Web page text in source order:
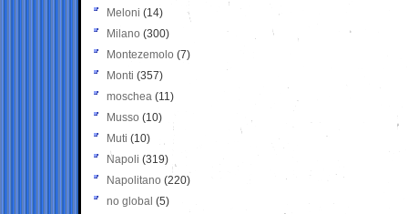
Meloni (14)
Milano (300)
Montezemolo (7)
Monti (357)
moschea (11)
Musso (10)
Muti (10)
Napoli (319)
Napolitano (220)
no global (5)